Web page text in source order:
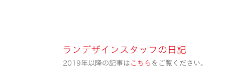
ランデザインスタッフの日記
2019年以降の記事は こちら をご覧ください。